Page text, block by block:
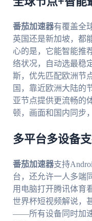
番茄加速器有覆盖全
英国还是新加坡，都
心的是，它能智能
络状况，自动选最稳
斯，优先匹配欧洲节
国，靠近欧洲大陆的
亚节点提供更流畅的
顿，画面和国内同步
多平台多设备
番茄加速器支持
台，还允许一人多端
用电脑打开腾讯体育
世界杯短视频解说，
——所有设备同时加